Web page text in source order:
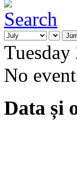
No
Data și